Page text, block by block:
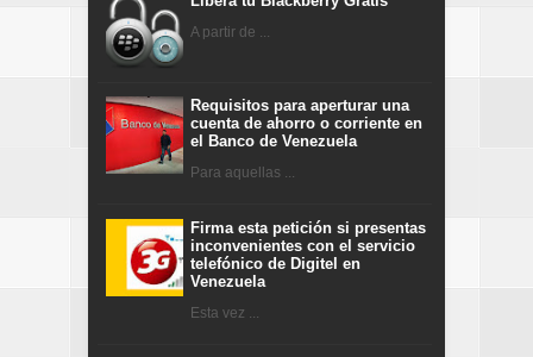
A partir de ...
Requisitos para aperturar una
cuenta de ahorro o corriente en
el Banco de Venezuela
Para aquellas ...
Firma esta petición si presentas
inconvenientes con el servicio
telefónico de Digitel en
Venezuela
Esta vez ...